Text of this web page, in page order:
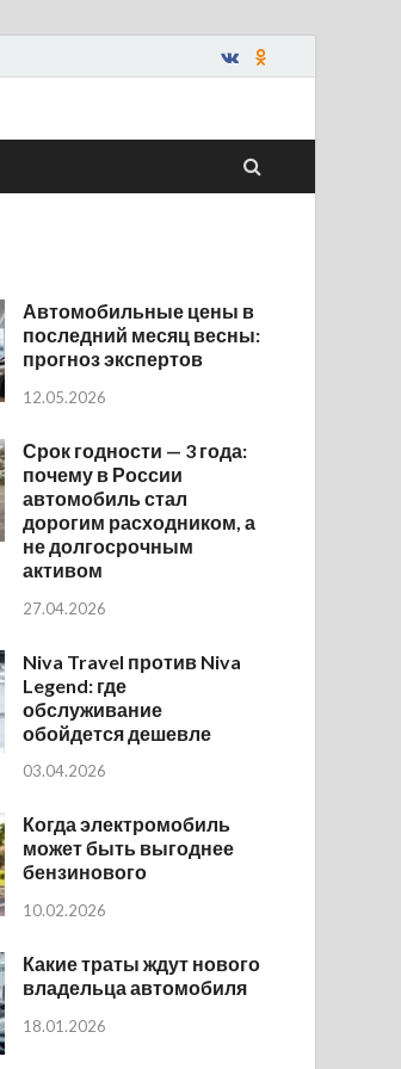
Автомобильные цены в
последний месяц весны:
прогноз экспертов
12.05.2026
Срок годности — 3 года:
почему в России
автомобиль стал
дорогим расходником, а
не долгосрочным
активом
27.04.2026
Niva Travel против Niva
Legend: где
обслуживание
обойдется дешевле
03.04.2026
Когда электромобиль
может быть выгоднее
бензинового
10.02.2026
Какие траты ждут нового
владельца автомобиля
18.01.2026